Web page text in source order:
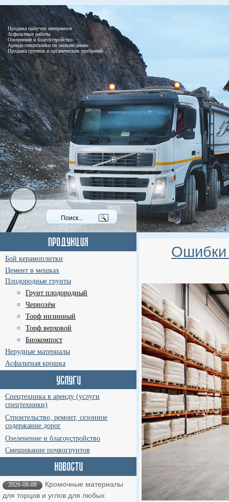
Продажа сыпучих материалов
Асфальтные работы
Озеленение и благоустройство
Аренда спецтехники по низким ценам
Продажа грунтов и органических удобрений
Бой керамоплитки
Цемент в мешках
Плодородные грунты
Грунт плодородный
Чернозём
Торф низинный
Торф верховой
Биокомпост
Нерудные материалы
Асфальтная крошка
Спецтехника в аренду (услуги
спецтехники)
Строительство, ремонт, сезонное
содержание дорог
Озеленение и благоустройство
Смешивание почвогрунтов
2026-08-08
Кромочные материалы
для торцов и углов для любых
Ошибки